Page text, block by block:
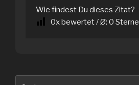
Wie findest Du dieses Zitat?
0x bewertet / Ø: 0 Sterne